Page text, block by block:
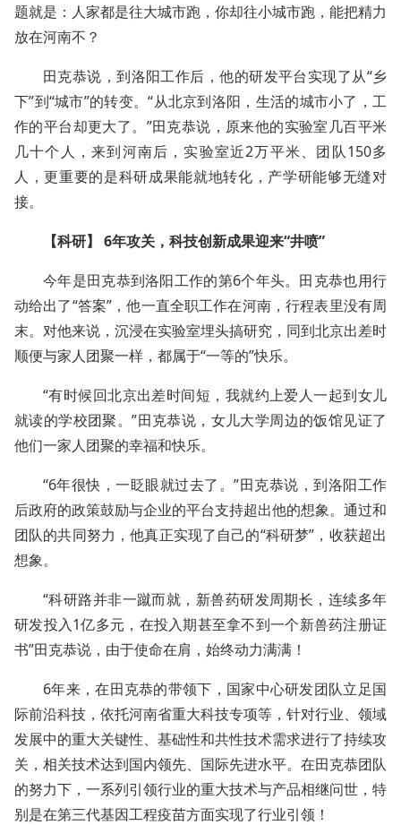
题就是：人家都是往大城市跑，你却往小城市跑，能把精力
放在河南不？
田克恭说，到洛阳工作后，他的研发平台实现了从“乡
下”到“城市”的转变。“从北京到洛阳，生活的城市小了，工
作的平台却更大了。”田克恭说，原来他的实验室几百平米
几十个人，来到河南后，实验室近2万平米、团队150多
人，更重要的是科研成果能就地转化，产学研能够无缝对
接。
【科研】 6年攻关，科技创新成果迎来“井喷”
今年是田克恭到洛阳工作的第6个年头。田克恭也用行
动给出了“答案”，他一直全职工作在河南，行程表里没有周
末。对他来说，沉浸在实验室埋头搞研究，同到北京出差时
顺便与家人团聚一样，都属于“一等的”快乐。
“有时候回北京出差时间短，我就约上爱人一起到女儿
就读的学校团聚。”田克恭说，女儿大学周边的饭馆见证了
他们一家人团聚的幸福和快乐。
“6年很快，一眨眼就过去了。”田克恭说，到洛阳工作
后政府的政策鼓励与企业的平台支持超出他的想象。通过和
团队的共同努力，他真正实现了自己的“科研梦”，收获超出
想象。
“科研路并非一蹴而就，新兽药研发周期长，连续多年
研发投入1亿多元，在投入期甚至拿不到一个新兽药注册证
书”田克恭说，由于使命在肩，始终动力满满！
6年来，在田克恭的带领下，国家中心研发团队立足国
际前沿科技，依托河南省重大科技专项等，针对行业、领域
发展中的重大关键性、基础性和共性技术需求进行了持续攻
关，相关技术达到国内领先、国际先进水平。在田克恭团队
的努力下，一系列引领行业的重大技术与产品相继问世，特
别是在第三代基因工程疫苗方面实现了行业引领！